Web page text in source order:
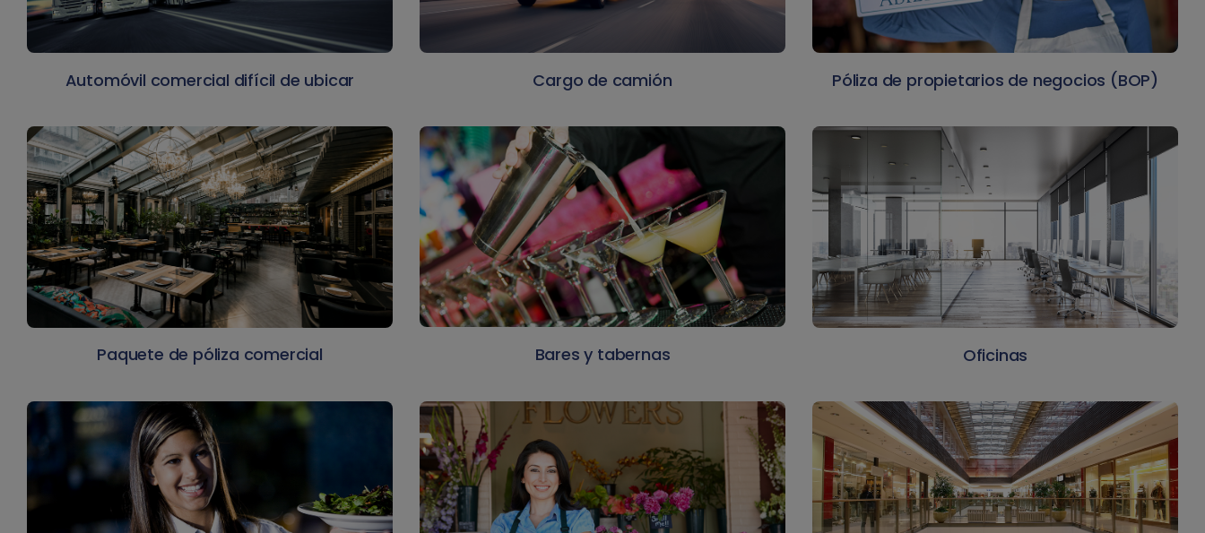
Automóvil comercial difícil de ubicar Cargo de camión Póliza de propietarios de negocios (BOP)
Paquete de póliza comercial Bares y tabernas Oficinas